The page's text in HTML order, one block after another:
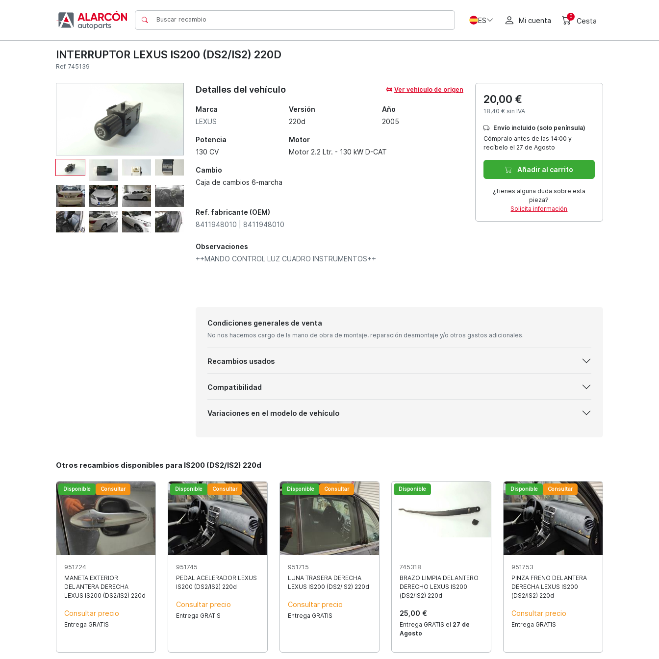
ES Mi cuenta 0
Cesta
INTERRUPTOR LEXUS IS200 (DS2/IS2) 220D
Ref. 745139
Detalles del vehículo Ver vehículo de origen
Marca
LEXUS
Versión
220d
Año
2005
Potencia
130 CV
Motor
Motor 2.2 Ltr. - 130 kW D-CAT
Cambio
Caja de cambios 6-marcha
Ref. fabricante (OEM)
8411948010 | 8411948010
Observaciones
++MANDO CONTROL LUZ CUADRO INSTRUMENTOS++
20,00 €
18,40 € sin IVA
Envío incluido (solo península)
Cómpralo antes de las 14:00 y
recíbelo el 27 de Agosto
Añadir al carrito
¿Tienes alguna duda sobre esta
pieza?
Solicita información
Condiciones generales de venta
No nos hacemos cargo de la mano de obra de montaje, reparación desmontaje y/o otros gastos adicionales.
Recambios usados
Compatibilidad
Variaciones en el modelo de vehículo
Otros recambios disponibles para IS200 (DS2/IS2) 220d
Disponible Consultar
951724
MANETA EXTERIOR
DELANTERA DERECHA
LEXUS IS200 (DS2/IS2) 220d
Consultar precio
Entrega GRATIS
Disponible Consultar
951745
PEDAL ACELERADOR LEXUS
IS200 (DS2/IS2) 220d
Consultar precio
Entrega GRATIS
Disponible Consultar
951715
LUNA TRASERA DERECHA
LEXUS IS200 (DS2/IS2) 220d
Consultar precio
Entrega GRATIS
Disponible
745318
BRAZO LIMPIA DELANTERO
DERECHO LEXUS IS200
(DS2/IS2) 220d
25,00 €
Entrega GRATIS el 27 de
Agosto
Disponible Consultar
951753
PINZA FRENO DELANTERA
DERECHA LEXUS IS200
(DS2/IS2) 220d
Consultar precio
Entrega GRATIS